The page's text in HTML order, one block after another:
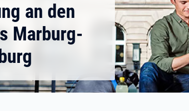
an den
Marburg-